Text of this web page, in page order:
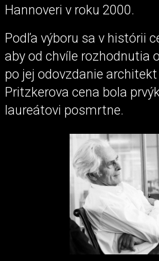
Hannoveri v roku 2000.
Podľa výboru sa v histórii
aby od chvíle rozhodnutia
po jej odovzdanie
Pritzkerova cena bola
laureátovi posmrtne.